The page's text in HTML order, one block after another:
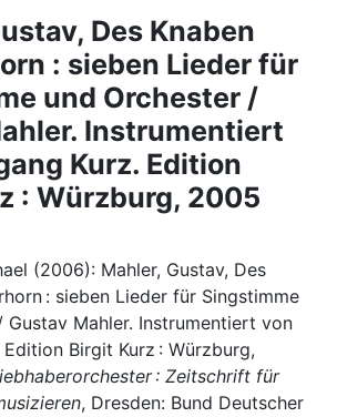
Des Knaben
: sieben Lieder für
und Orchester /
Instrumentiert
Kurz. Edition
: Würzburg, 2005
(2006): Mahler, Gustav, Des
: sieben Lieder für Singstimme
Gustav Mahler. Instrumentiert von
Birgit Kurz : Würzburg,
: Zeitschrift für
, Dresden: Bund Deutscher